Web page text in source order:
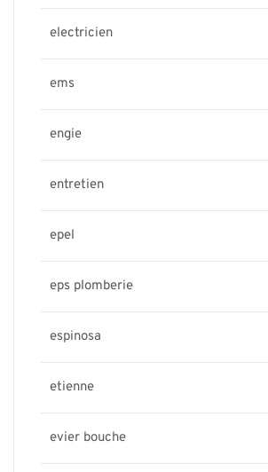
electricien
ems
engie
entretien
epel
eps plomberie
espinosa
etienne
evier bouche